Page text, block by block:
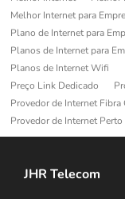
Melhor Internet para
Plano de Internet para
Planos de Internet para
Planos de Internet Wifi
Preço Link Dedicado
Provedor de Internet Fibra
Provedor de Internet
JHR Telecom